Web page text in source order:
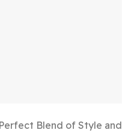
Blend of Style and